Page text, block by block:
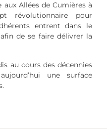
aux Allées de Cumières à
révolutionnaire pour
entrent dans le
de se faire délivrer la
au cours des décennies
une surface